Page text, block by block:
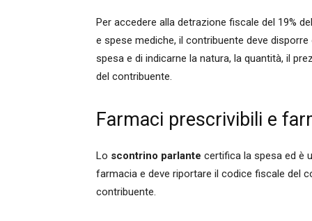
Per accedere alla detrazione fiscale del 19%
e spese mediche, il contribuente deve
spesa e di indicarne la natura, la quantità, il
del contribuente.
Farmaci prescrivibili e
Lo scontrino parlante certifica la spesa ed è
farmacia e deve riportare il codice fiscale del
contribuente.